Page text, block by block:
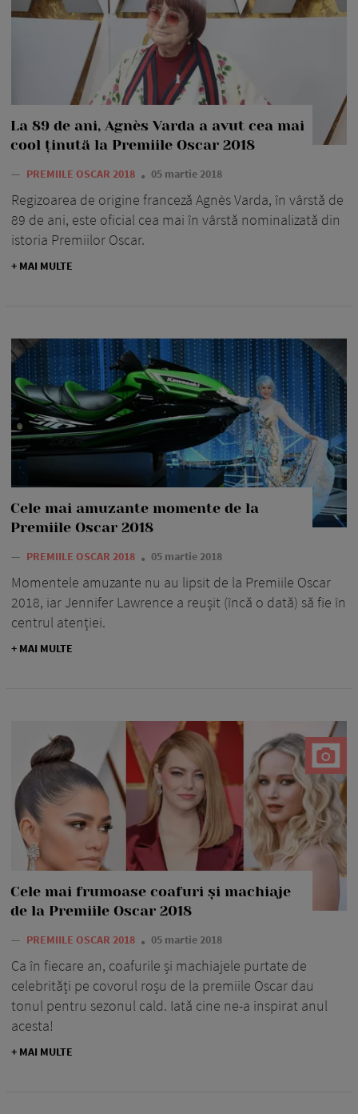
La 89 de ani, Agnès Varda a avut cea mai
cool ținută la Premiile Oscar 2018
— PREMIILE OSCAR 2018 05 martie 2018
Regizoarea de origine franceză Agnès Varda, în vârstă de
89 de ani, este oficial cea mai în vârstă nominalizată din
istoria Premiilor Oscar.
+ MAI MULTE
Cele mai amuzante momente de la
Premiile Oscar 2018
— PREMIILE OSCAR 2018 05 martie 2018
Momentele amuzante nu au lipsit de la Premiile Oscar
2018, iar Jennifer Lawrence a reușit (încă o dată) să fie în
centrul atenției.
+ MAI MULTE
Cele mai frumoase coafuri și machiaje
de la Premiile Oscar 2018
— PREMIILE OSCAR 2018 05 martie 2018
Ca în fiecare an, coafurile și machiajele purtate de
celebrități pe covorul roșu de la premiile Oscar dau
tonul pentru sezonul cald. Iată cine ne-a inspirat anul
acesta!
+ MAI MULTE